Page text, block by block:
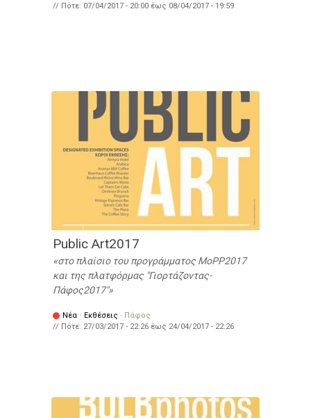
// Πότε: 07/04/2017 - 20:00 έως 08/04/2017 - 19:59
Public Art2017
στο πλαίσιο του προγράμματος MoPP2017
και της πλατφόρμας "Γιορτάζοντας-
Πάφος2017"
Νέα · Εκθέσεις · Πάφος
// Πότε: 27/03/2017 - 22:26 έως 24/04/2017 - 22:26